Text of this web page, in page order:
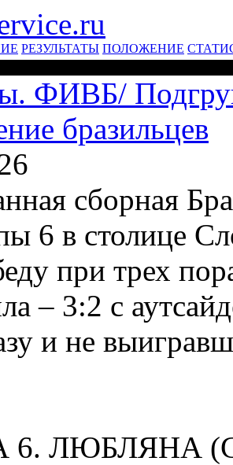
РЕЗУЛЬТАТЫ ПОЛОЖЕНИЕ
ФИВБ/
бразильцев
сборная
6 в столице
при трех
– 3:2 с
и не
6. ЛЮБЛЯНА